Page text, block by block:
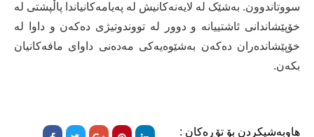
سووتاندوون. بەشێک لە لایەنەکانیش لە پەیامەکانیاندا پاڵپشتی لە
خۆپێشاندانی ئاشتییانە و دوور لە تووندوتیژی دەکەن و داوا لە
خۆپێشاندەران دەکەن بەشێوەیەکی مەدەنی داوای مافەکانیان
بکەن.
هاوبەشیکردن بۆ تۆڕەکان :